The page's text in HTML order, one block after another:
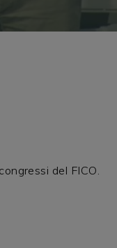
del FICO.